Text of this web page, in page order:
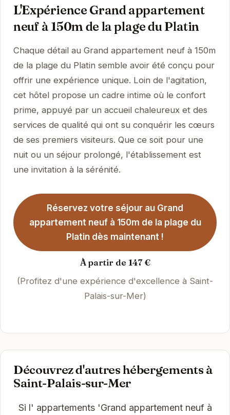
L'Expérience Grand appartement
neuf à 150m de la plage du Platin
Chaque détail au Grand appartement neuf à 150m
de la plage du Platin semble avoir été conçu pour
offrir une expérience unique. Loin de l'agitation,
cet hôtel propose un cadre intime où le confort
prime, appuyé par un accueil chaleureux et des
services de qualité qui ont su conquérir les cœurs
de ses premiers visiteurs. Que ce soit pour une
nuit ou un séjour prolongé, l'établissement est
une invitation à la sérénité.
Réservez votre séjour au Grand
appartement neuf à 150m de la plage du
Platin dès maintenant !
À partir de 147 €
(Profitez d'une expérience d'excellence à Saint-
Palais-sur-Mer)
Découvrez d'autres hébergements à
Saint-Palais-sur-Mer
Si l' appartements 'Grand appartement neuf à